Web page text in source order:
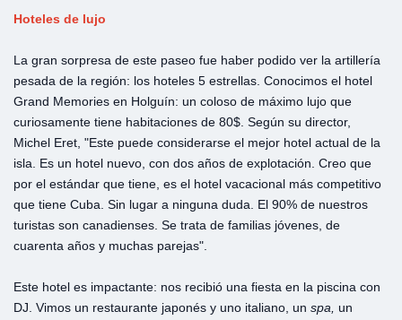
Hoteles de lujo
La gran sorpresa de este paseo fue haber podido ver la artillería
pesada de la región: los hoteles 5 estrellas. Conocimos el hotel
Grand Memories en Holguín: un coloso de máximo lujo que
curiosamente tiene habitaciones de 80$. Según su director,
Michel Eret, "Este puede considerarse el mejor hotel actual de la
isla. Es un hotel nuevo, con dos años de explotación. Creo que
por el estándar que tiene, es el hotel vacacional más competitivo
que tiene Cuba. Sin lugar a ninguna duda. El 90% de nuestros
turistas son canadienses. Se trata de familias jóvenes, de
cuarenta años y muchas parejas".
Este hotel es impactante: nos recibió una fiesta en la piscina con
DJ. Vimos un restaurante japonés y uno italiano, un spa, un